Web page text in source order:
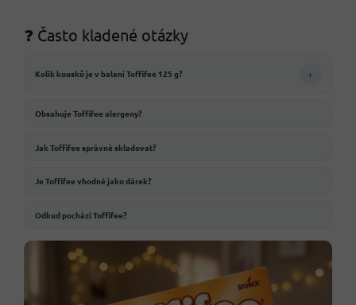
❓ Často kladené otázky
Kolik kousků je v balení Toffifee 125 g? +
Obsahuje Toffifee alergeny?
Jak Toffifee správně skladovat?
Je Toffifee vhodné jako dárek?
Odkud pochází Toffifee?